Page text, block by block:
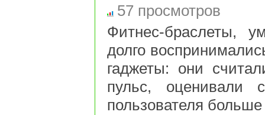
57 просмотров
Фитнес-браслеты,
долго
гаджеты: они
пульс, оценивали
пользователя